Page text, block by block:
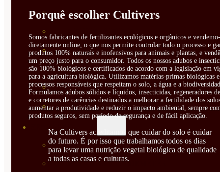
ÁCIDOS HÚMICOS
PROTECCIÓN CULTIVOS Y
PLANTAS
PLANTAS INTERIOR
GROWPUNCH
VER TODAS
BIODINÁMICAS DEMETER
Porquê escolher Cultivers
Somos fabricantes de fertilizantes ecológicos e orgânicos e
diretamente online, o que nos permite controlar todo o processo e
produtos 100% naturais e inofensivos para animais e plantas, e
um preço justo para o consumidor. Todos os nossos adubos e
são 100% biológicos e certificados de acordo com a legislação em
para a agricultura biológica. Utilizamos matérias-primas biológicas e
processos responsáveis que respeitam o solo, a água e a
Formulamos adubos sólidos e líquidos, insecticidas, regeneradores
e corretores de carências destinados a melhorar a fertilidade dos
aumentar a produtividade e reduzir o impacto ambiental, sempre
produtos seguros, sem período de segurança e de fácil aplicação.
Na Cultivers acreditamos que cuidar do solo é cuidar
do futuro. É por isso que trabalhamos todos os dias
para levar uma nutrição vegetal biológica de qualidade
a todas as casas e culturas.